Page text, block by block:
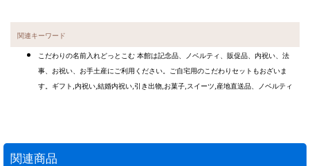
関連キーワード
こだわりの名前入れどっとこむ 本館は記念品、ノベルティ、販促品、内祝い、法
事、お祝い、お手土産にご利用ください。ご自宅用のこだわりセットもおざいま
す。ギフト,内祝い,結婚内祝い,引き出物,お菓子,スイーツ,産地直送品、ノベルティ
関連商品